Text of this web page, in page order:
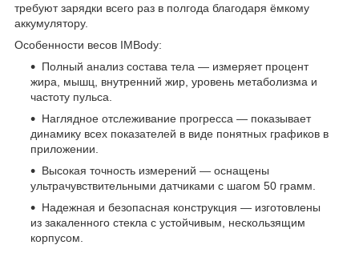
требуют зарядки всего раз в полгода благодаря ёмкому
аккумулятору.
Особенности весов IMBody:
Полный анализ состава тела — измеряет процент
жира, мышц, внутренний жир, уровень метаболизма и
частоту пульса.
Наглядное отслеживание прогресса — показывает
динамику всех показателей в виде понятных графиков в
приложении.
Высокая точность измерений — оснащены
ультрачувствительными датчиками с шагом 50 грамм.
Надежная и безопасная конструкция — изготовлены
из закаленного стекла с устойчивым, нескользящим
корпусом.